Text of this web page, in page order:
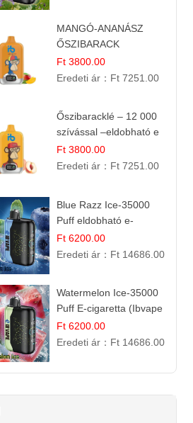
MANGÓ-ANANÁSZ
ŐSZIBARACK
elektromos cigi – 12
000 befújás
Ft 3800.00
Eredeti ár： Ft 7251.00
Őszibaracklé – 12 000
szívással –eldobható e
cigi
Ft 3800.00
Eredeti ár： Ft 7251.00
Blue Razz Ice-35000
Puff eldobható e-
cigaretta
Ft 6200.00
Eredeti ár： Ft 14686.00
Watermelon Ice-35000
Puff E-cigaretta (Ibvape
Bar)
Ft 6200.00
Eredeti ár： Ft 14686.00